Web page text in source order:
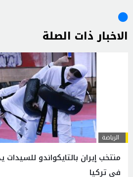
الاخبار ذات الصلة
الرياضة
منتخب إيران بالتايكواندو
في تركيا